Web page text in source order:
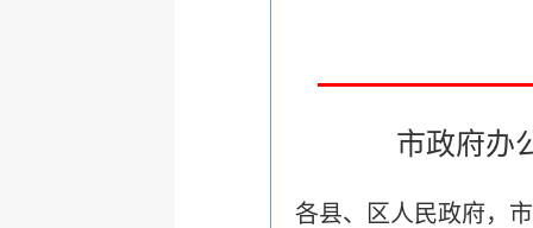
市政府办
各县、区人民政府，